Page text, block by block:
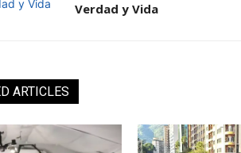
Verdad y Vida
ARTICLES